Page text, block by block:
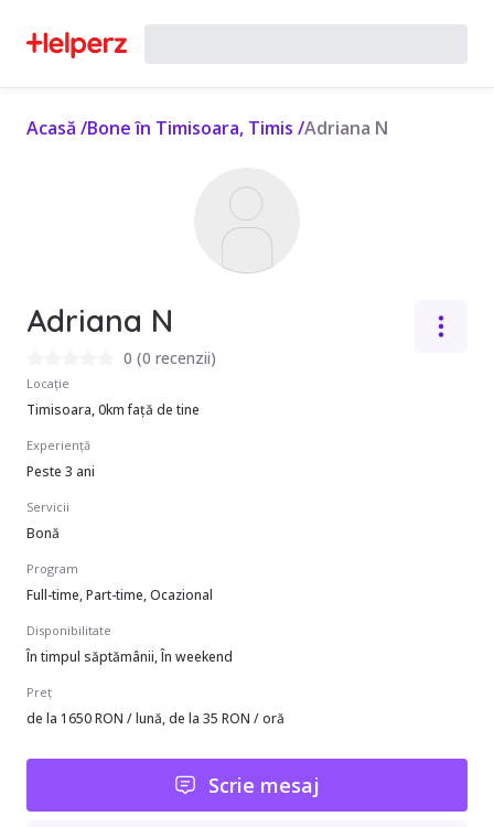
Acasă /Bone în Timisoara, Timis /Adriana N
Adriana N
0 (0 recenzii)
Locație
Timisoara, 0km față de tine
Experiență
Peste 3 ani
Servicii
Bonă
Program
Full-time, Part-time, Ocazional
Disponibilitate
În timpul săptămânii, În weekend
Preț
de la 1650 RON / lună, de la 35 RON / oră
Scrie mesaj